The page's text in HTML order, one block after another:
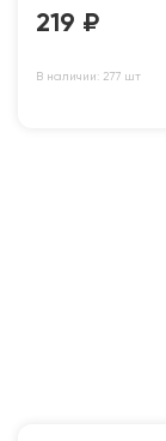
219 ₽
В наличии: 277 шт